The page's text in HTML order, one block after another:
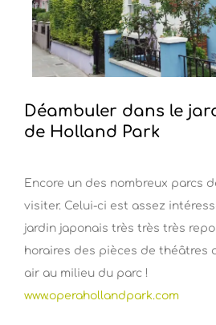
Déambuler dans le
de Holland Park
Encore un des nombreux parcs
visiter. Celui-ci est assez
jardin japonais très très très
horaires des pièces de théâtres
air au milieu du parc !
www.operahollandpark.com